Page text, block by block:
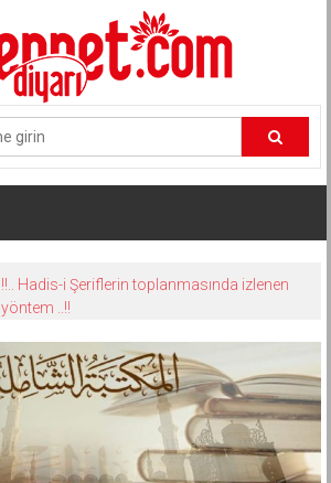
!!.. Hadis-i Şeriflerin toplanmasında izlenen
yöntem ..!!